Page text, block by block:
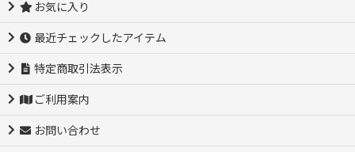
お気に入り
最近チェックしたアイテム
特定商取引法表示
ご利用案内
お問い合わせ